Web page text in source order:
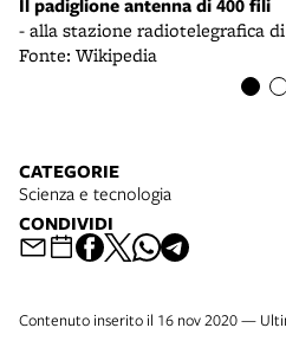
Il padiglione antenna di 400 fili
- alla stazione radiotelegrafica
Fonte: Wikipedia
CATEGORIE
Scienza e tecnologia
CONDIVIDI
Contenuto inserito il 16 nov 2020 —